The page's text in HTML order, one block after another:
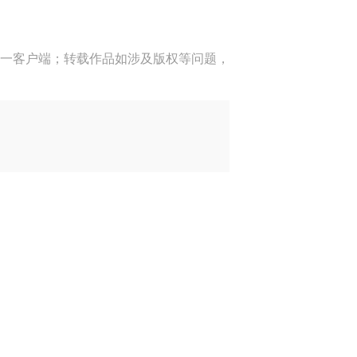
客户端；转载作品如涉及版权等问题，